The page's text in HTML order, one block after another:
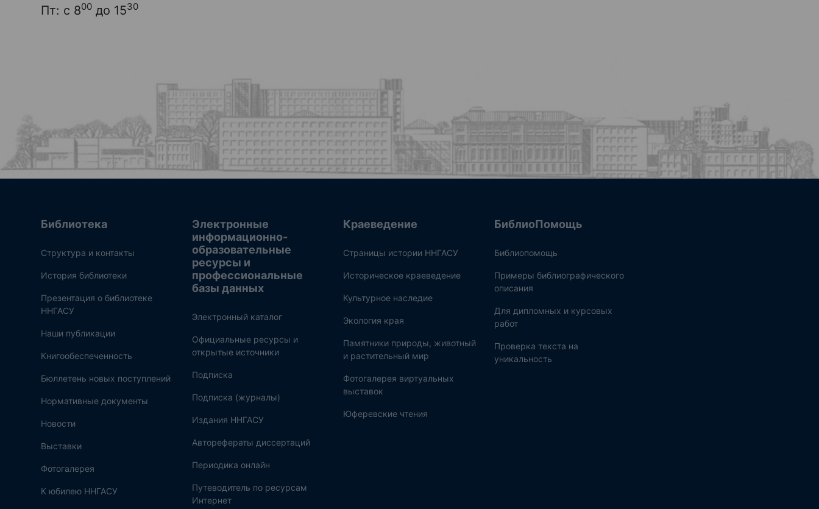
Пт: с 800 до 1530
Библиотека
Структура и контакты
История библиотеки
Презентация о библиотеке
ННГАСУ
Наши публикации
Книгообеспеченность
Бюллетень новых поступлений
Нормативные документы
Новости
Выставки
Фотогалерея
К юбилею ННГАСУ
Электронные
информационно-
образовательные
ресурсы и
профессиональные
базы данных
Электронный каталог
Официальные ресурсы и
открытые источники
Подписка
Подписка (журналы)
Издания ННГАСУ
Авторефераты диссертаций
Периодика онлайн
Путеводитель по ресурсам
Интернет
Краеведение
Страницы истории ННГАСУ
Историческое краеведение
Культурное наследие
Экология края
Памятники природы, животный
и растительный мир
Фотогалерея виртуальных
выставок
Юферевские чтения
БиблиоПомощь
Библиопомощь
Примеры библиографического
описания
Для дипломных и курсовых
работ
Проверка текста на
уникальность